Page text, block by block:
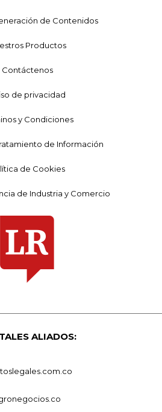
de Contenidos
Productos
Contáctenos
de privacidad
y Condiciones
de Información
de Cookies
de Industria y Comercio
ALIADOS: